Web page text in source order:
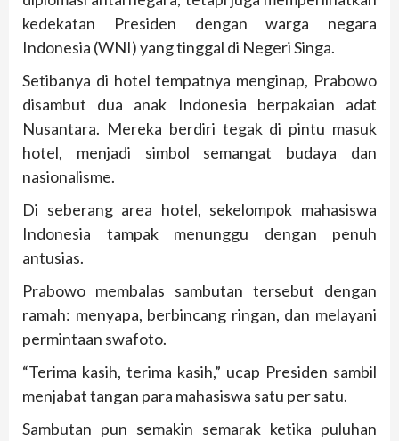
kedekatan Presiden dengan warga negara
Indonesia (WNI) yang tinggal di Negeri Singa.
Setibanya di hotel tempatnya menginap, Prabowo
disambut dua anak Indonesia berpakaian adat
Nusantara. Mereka berdiri tegak di pintu masuk
hotel, menjadi simbol semangat budaya dan
nasionalisme.
Di seberang area hotel, sekelompok mahasiswa
Indonesia tampak menunggu dengan penuh
antusias.
Prabowo membalas sambutan tersebut dengan
ramah: menyapa, berbincang ringan, dan melayani
permintaan swafoto.
“Terima kasih, terima kasih,” ucap Presiden sambil
menjabat tangan para mahasiswa satu per satu.
Sambutan pun semakin semarak ketika puluhan